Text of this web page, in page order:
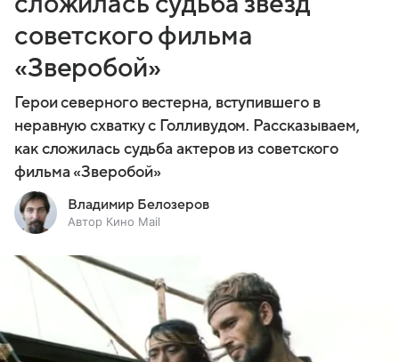
советского фильма
«Зверобой»
Герои северного вестерна, вступившего в
неравную схватку с Голливудом. Рассказываем,
как сложилась судьба актеров из советского
фильма «Зверобой»
Владимир Белозеров
Автор Кино Mail